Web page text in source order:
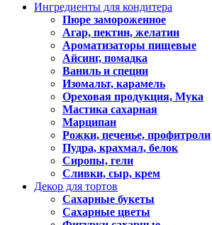
Ингредиенты для кондитера
Пюре замороженное
Агар, пектин, желатин
Ароматизаторы пищевые
Айсинг, помадка
Ваниль и специи
Изомальт, карамель
Ореховая продукция, Мука
Мастика сахарная
Марципан
Рожки, печенье, профитроли
Пудра, крахмал, белок
Сиропы, гели
Сливки, сыр, крем
Декор для тортов
Сахарные букеты
Сахарные цветы